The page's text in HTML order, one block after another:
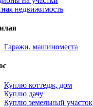
недвижимость
Гаражи, машиноместа
Куплю коттедж, дом
Куплю дачу
Куплю земельный участок